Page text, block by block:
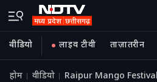
वीडियो लाइव टीवी ताज़ातरीन
होम वीडियो Raipur Mango Festival